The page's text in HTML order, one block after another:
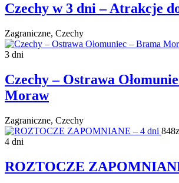
Czechy w 3 dni – Atrakcje
Zagraniczne, Czechy
3 dni
Czechy – Ostrawa
Moraw
Zagraniczne, Czechy
4 dni
ROZTOCZE